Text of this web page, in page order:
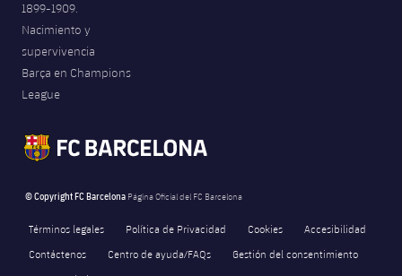
1899-1909.
Nacimiento y
supervivencia
Barça en Champions
League
© Copyright FC Barcelona Página Oficial del FC Barcelona
Términos legales Política de Privacidad Cookies
Accesibilidad
Contáctenos
Centro de ayuda/FAQs
Gestión del consentimiento